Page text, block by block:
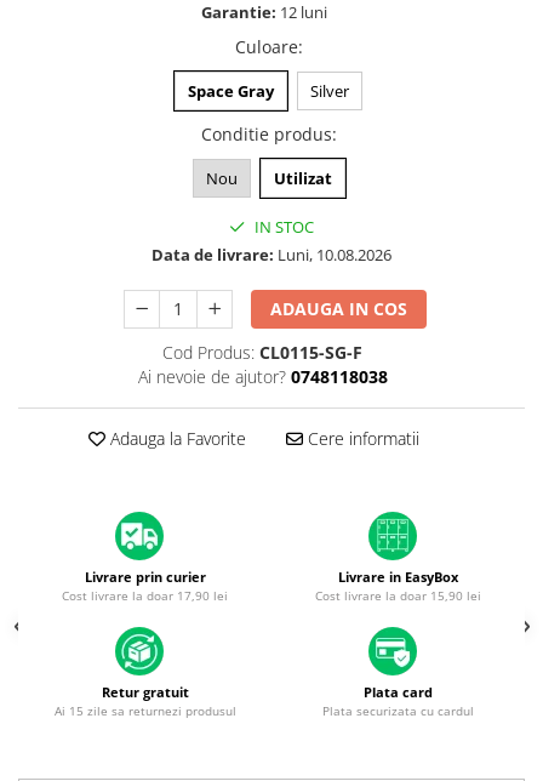
A1465 (11” 2012-2015)
A1466 (13” 2012-2017)
A2941 (M2 15” 2023)
A3113 (M3 13” 2024)
A3240 (M4 13” 2025)
A1286 (Unibody 15” 2008-2012)
A1342 (Unibody 13” 2009-2010)
A1534 (Retina 12” 2015-2017)
Piese & Accesorii iPhone
iPhone 16 Pro Max
iPhone 16 Pro
iPhone 17 Pro
iPhone 16 Plus
Garantie: 12 luni
Culoare:
Space Gray Silver
Conditie produs:
Nou Utilizat
IN STOC
Data de livrare: Luni, 10.08.2026
ADAUGA IN COS
Cod Produs: CL0115-SG-F
Ai nevoie de ajutor? 0748118038
Adauga la Favorite Cere informatii
Livrare prin curier
Cost livrare la doar 17,90 lei
Livrare in EasyBox
Cost livrare la doar 15,90 lei
Retur gratuit
Ai 15 zile sa returnezi produsul
Plata card
Plata securizata cu cardul